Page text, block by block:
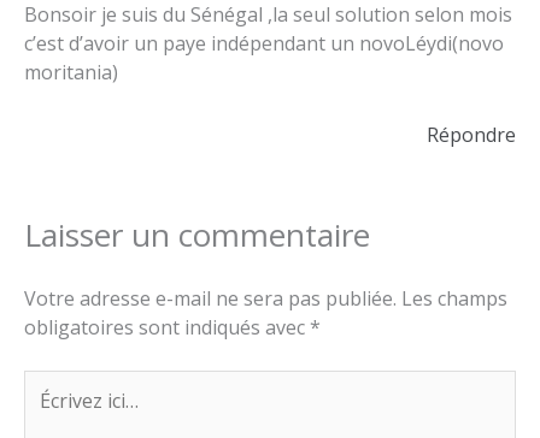
Bonsoir je suis du Sénégal ,la seul solution selon mois
c’est d’avoir un paye indépendant un novoLéydi(novo
moritania)
Répondre
Laisser un commentaire
Votre adresse e-mail ne sera pas publiée. Les champs
obligatoires sont indiqués avec *
Écrivez
ici…